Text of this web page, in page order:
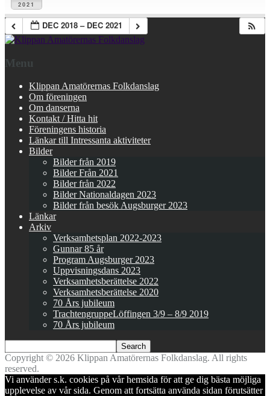
2021
DEC 2018 – DEC 2021
Menu
Klippan Amatörernas Folkdanslag
Om föreningen
Om danserna
Kontakt / Hitta hit
Föreningens historia
Länkar till Intressanta aktiviteter
Bilder
Bilder från 2019
Bilder Från 2021
Bilder från 2022
Bilder Nationaldagen 2023
Bilder från besök Augsburger 2023
Länkar
Arkiv
Verksamhetsplan 2022-2023
Gunnar 85 år
Program Augsburger 2023
Uppvisningsdans 2023
Verksamhetsberättelse 2022
Verksamhetsberättelse 2020
70 Års jubileum
TrachtengruppeLöffingen 3/9 – 8/9 2019
70 Års jubileum
Copyright © 2026 Klippan Amatörernas Folkdanslag. All rights
reserved.
Vi använder s.k. cookies på vår hemsida för att ge dig bästa möjliga
upplevelse av vår sida. Genom att fortsätta använda sidan förutsätter